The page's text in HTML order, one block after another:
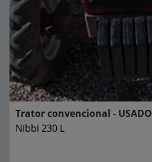
Trator convencional - USADO
Nibbi 230 L